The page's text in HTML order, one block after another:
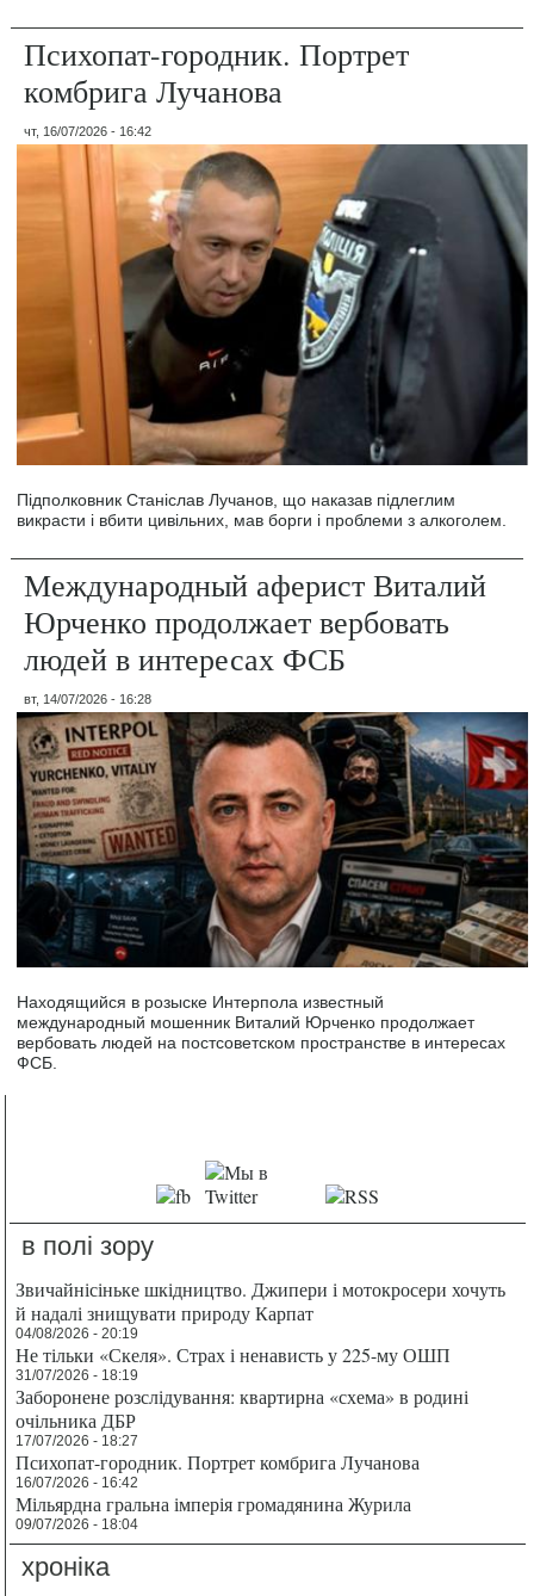
Психопат-городник. Портрет
комбрига Лучанова
чт, 16/07/2026 - 16:42
Підполковник Станіслав Лучанов, що наказав підлеглим
викрасти і вбити цивільних, мав борги і проблеми з алкоголем.
Международный аферист Виталий
Юрченко продолжает вербовать
людей в интересах ФСБ
вт, 14/07/2026 - 16:28
Находящийся в розыске Интерпола известный
международный мошенник Виталий Юрченко продолжает
вербовать людей на постсоветском пространстве в интересах
ФСБ.
в полі зору
Звичайнісіньке шкідництво. Джипери і мотокросери хочуть
й надалі знищувати природу Карпат
04/08/2026 - 20:19
Не тільки «Скеля». Страх і ненависть у 225-му ОШП
31/07/2026 - 18:19
Заборонене розслідування: квартирна «схема» в родині
очільника ДБР
17/07/2026 - 18:27
Психопат-городник. Портрет комбрига Лучанова
16/07/2026 - 16:42
Мільярдна гральна імперія громадянина Журила
09/07/2026 - 18:04
хроніка